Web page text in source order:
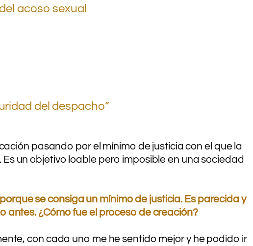
acoso sexual
del despacho”
pasando por el mínimo de justicia con el que la
un objetivo loable pero imposible en una sociedad
se consiga un mínimo de justicia. Es parecida y
¿Cómo fue el proceso de creación?
con cada uno me he sentido mejor y he podido ir